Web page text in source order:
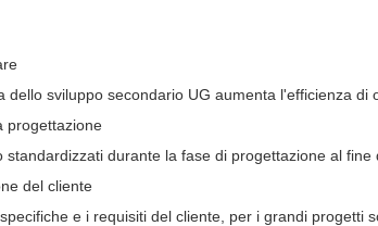
sviluppo secondario UG aumenta l'efficienza di
progettazione
durante la fase di progettazione al
del cliente
e i requisiti del cliente, per i grandi progetti